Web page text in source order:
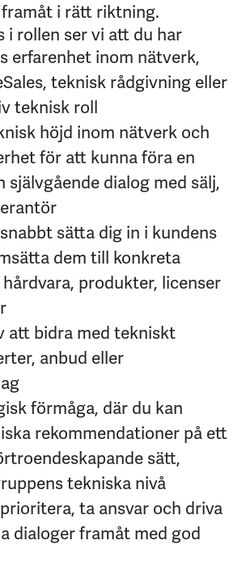
i rätt riktning.
i rollen ser vi att du har
erfarenhet inom nätverk,
teknisk rådgivning eller
teknisk roll
höjd inom nätverk och
för att kunna föra en
självgående dialog med sälj,
sätta dig in i kundens
dem till konkreta
produkter, licenser
att bidra med tekniskt
anbud eller
förmåga, där du kan
rekommendationer på ett
sätt,
tekniska nivå
ta ansvar och driva
dialoger framåt med god